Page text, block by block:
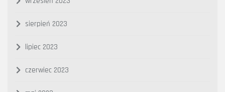
sierpień 2023
lipiec 2023
czerwiec 2023